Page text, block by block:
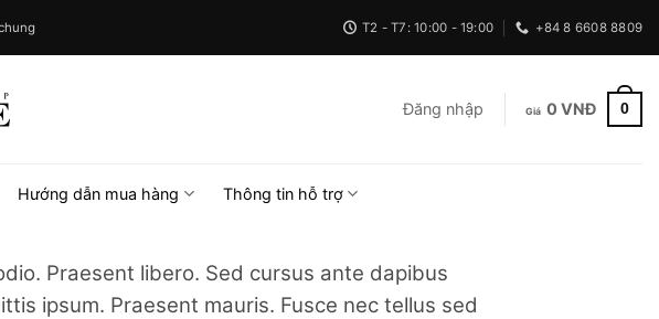
T2 - T7: 10:00 - 19:00 +84 8 6608 8809
Đăng nhập 0 VNĐ 0
Hướng dẫn mua hàng Thông tin hỗ trợ
Praesent libero. Sed cursus ante dapibus
ipsum. Praesent mauris. Fusce nec tellus sed